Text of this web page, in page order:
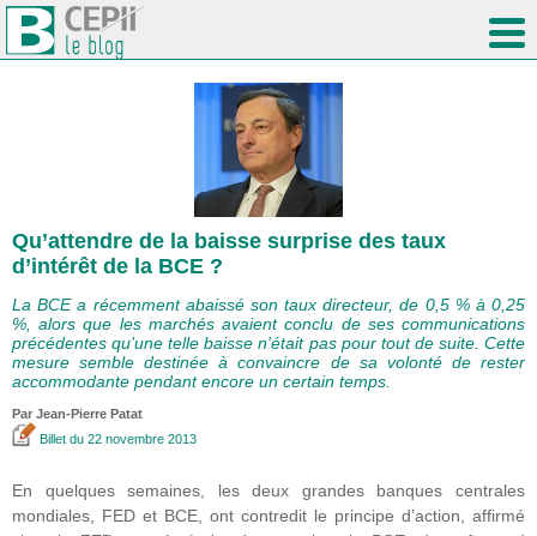
Qu’attendre de la baisse surprise des taux
d’intérêt de la BCE ?
La BCE a récemment abaissé son taux directeur, de 0,5 % à 0,25
%, alors que les marchés avaient conclu de ses communications
précédentes qu’une telle baisse n’était pas pour tout de suite. Cette
mesure semble destinée à convaincre de sa volonté de rester
accommodante pendant encore un certain temps.
Par Jean-Pierre Patat
Billet du 22 novembre 2013
En quelques semaines, les deux grandes banques centrales
mondiales, FED et BCE, ont contredit le principe d’action, affirmé